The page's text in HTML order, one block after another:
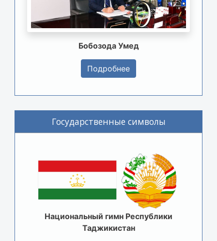
Бобозода Умед
Подробнее
Государственные символы
Национальный гимн Республики
Таджикистан